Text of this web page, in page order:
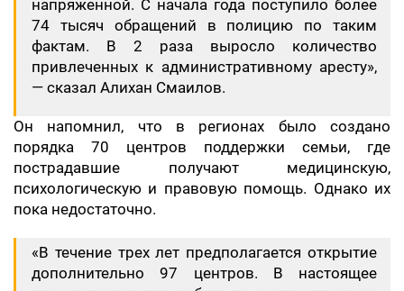
напряженной. С начала года поступило более
74 тысяч обращений в полицию по таким
фактам. В 2 раза выросло количество
привлеченных к административному аресту»,
— сказал Алихан Смаилов.
Он напомнил, что в регионах было создано
порядка 70 центров поддержки семьи, где
пострадавшие получают медицинскую,
психологическую и правовую помощь. Однако их
пока недостаточно.
«В течение трех лет предполагается открытие
дополнительно 97 центров. В настоящее